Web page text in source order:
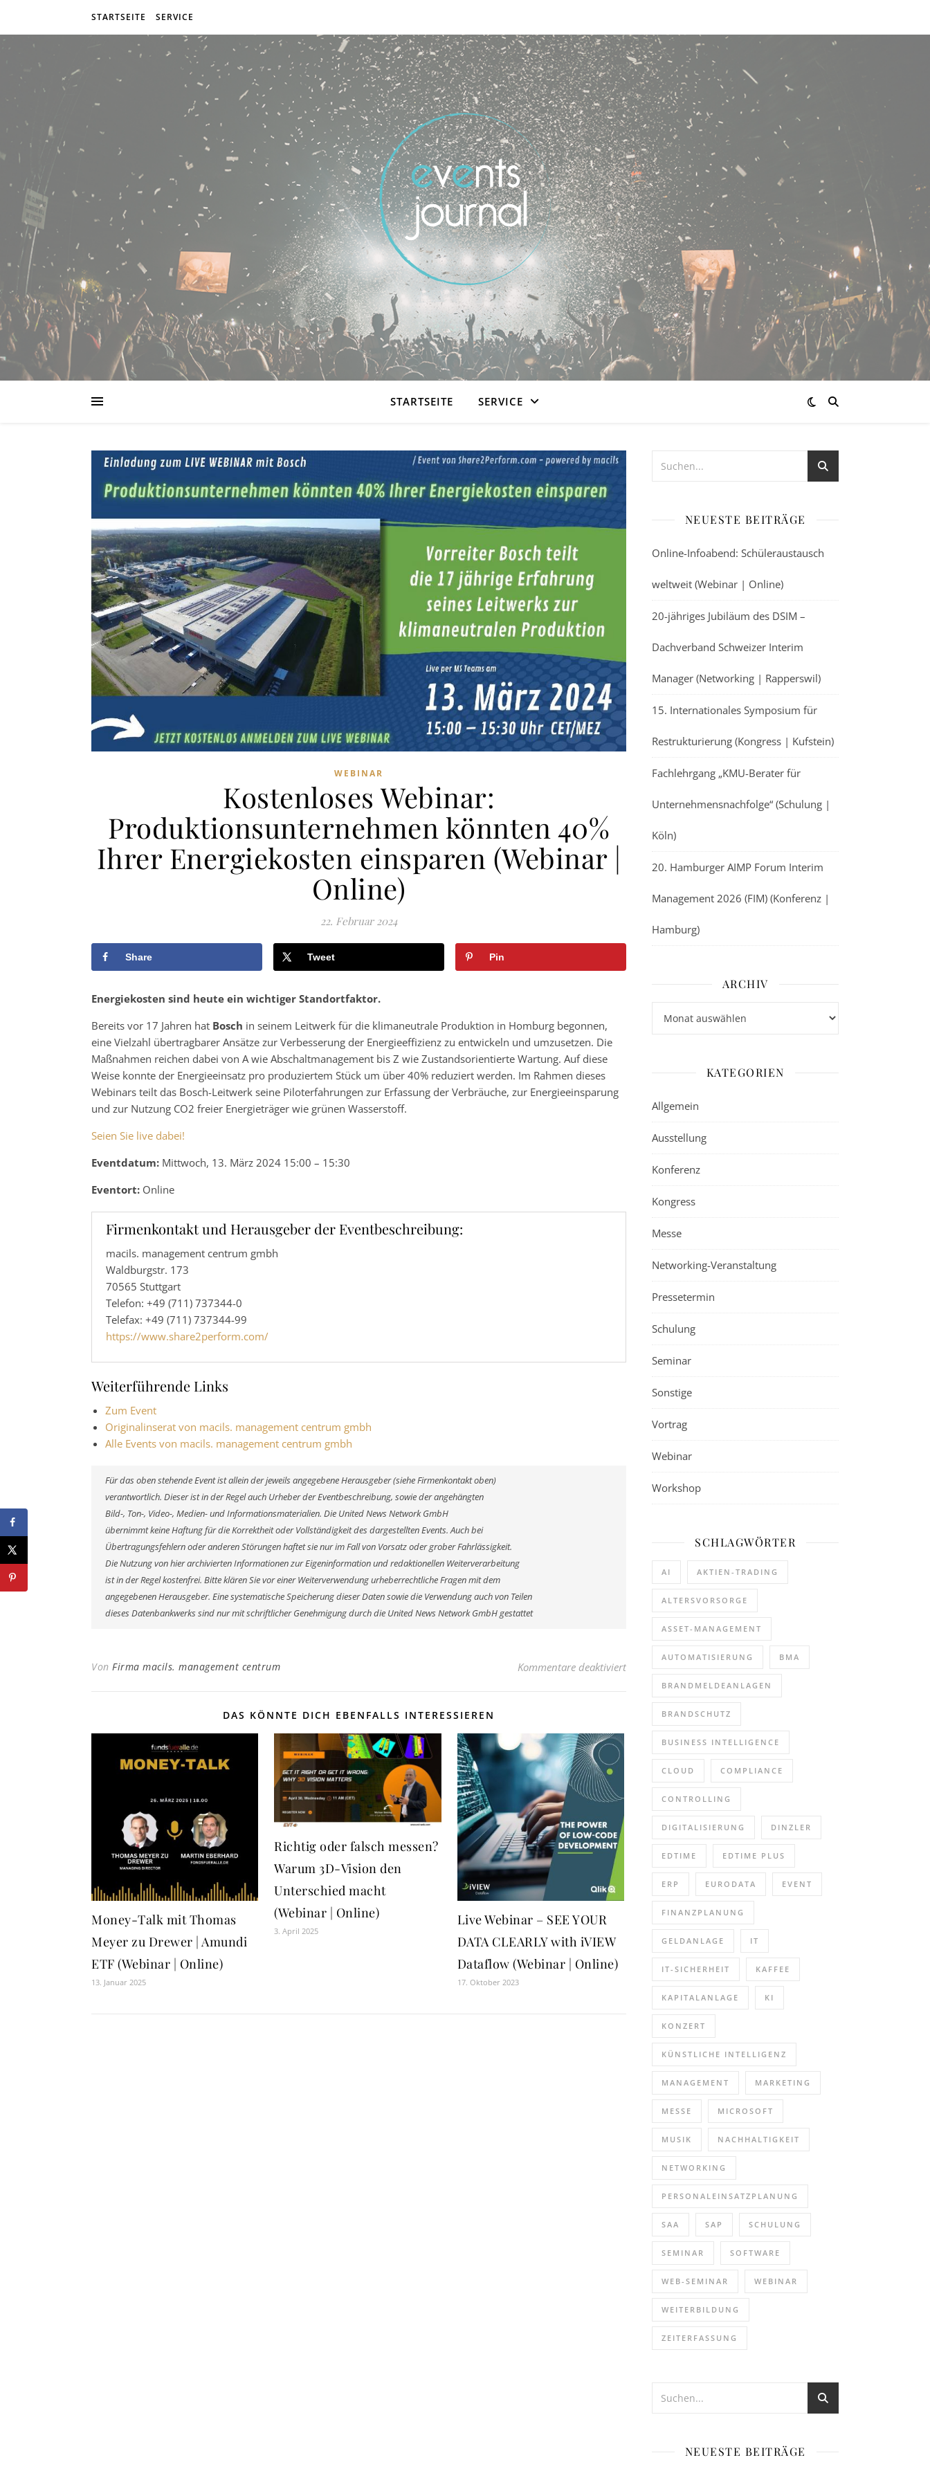
STARTSEITE SERVICE
STARTSEITE SERVICE
WEBINAR
Kostenloses Webinar:
Produktionsunternehmen könnten 40%
Ihrer Energiekosten einsparen (Webinar |
Online)
22. Februar 2024
Share Tweet Pin
Energiekosten sind heute ein wichtiger Standortfaktor.
Bereits vor 17 Jahren hat Bosch in seinem Leitwerk für die klimaneutrale Produktion in Homburg begonnen,
eine Vielzahl übertragbarer Ansätze zur Verbesserung der Energieeffizienz zu entwickeln und umzusetzen. Die
Maßnahmen reichen dabei von A wie Abschaltmanagement bis Z wie Zustandsorientierte Wartung. Auf diese
Weise konnte der Energieeinsatz pro produziertem Stück um über 40% reduziert werden. Im Rahmen dieses
Webinars teilt das Bosch-Leitwerk seine Piloterfahrungen zur Erfassung der Verbräuche, zur Energieeinsparung
und zur Nutzung CO2 freier Energieträger wie grünen Wasserstoff.
Seien Sie live dabei!
Eventdatum: Mittwoch, 13. März 2024 15:00 – 15:30
Eventort: Online
Firmenkontakt und Herausgeber der Eventbeschreibung:
macils. management centrum gmbh
Waldburgstr. 173
70565 Stuttgart
Telefon: +49 (711) 737344-0
Telefax: +49 (711) 737344-99
https://www.share2perform.com/
Weiterführende Links
Zum Event
Originalinserat von macils. management centrum gmbh
Alle Events von macils. management centrum gmbh
Für das oben stehende Event ist allein der jeweils angegebene Herausgeber (siehe Firmenkontakt oben)
verantwortlich. Dieser ist in der Regel auch Urheber der Eventbeschreibung, sowie der angehängten
Bild-, Ton-, Video-, Medien- und Informationsmaterialien. Die United News Network GmbH
übernimmt keine Haftung für die Korrektheit oder Vollständigkeit des dargestellten Events. Auch bei
Übertragungsfehlern oder anderen Störungen haftet sie nur im Fall von Vorsatz oder grober Fahrlässigkeit.
Die Nutzung von hier archivierten Informationen zur Eigeninformation und redaktionellen Weiterverarbeitung
ist in der Regel kostenfrei. Bitte klären Sie vor einer Weiterverwendung urheberrechtliche Fragen mit dem
angegebenen Herausgeber. Eine systematische Speicherung dieser Daten sowie die Verwendung auch von Teilen
dieses Datenbankwerks sind nur mit schriftlicher Genehmigung durch die United News Network GmbH gestattet
Von Firma macils. management centrum Kommentare deaktiviertfür Kostenloses Webinar: Produktionsunternehmen könnten 40%
DAS KÖNNTE DICH EBENFALLS INTERESSIEREN
Money-Talk mit Thomas
Meyer zu Drewer | Amundi
ETF (Webinar | Online)
13. Januar 2025
Richtig oder falsch messen?
Warum 3D-Vision den
Unterschied macht
(Webinar | Online)
3. April 2025
Live Webinar – SEE YOUR
DATA CLEARLY with iVIEW
Dataflow (Webinar | Online)
17. Oktober 2023
NEUESTE BEITRÄGE
Online-Infoabend: Schüleraustausch
weltweit (Webinar | Online)
20-jähriges Jubiläum des DSIM –
Dachverband Schweizer Interim
Manager (Networking | Rapperswil)
15. Internationales Symposium für
Restrukturierung (Kongress | Kufstein)
Fachlehrgang „KMU-Berater für
Unternehmensnachfolge“ (Schulung |
Köln)
20. Hamburger AIMP Forum Interim
Management 2026 (FIM) (Konferenz |
Hamburg)
ARCHIV
KATEGORIEN
Allgemein
Ausstellung
Konferenz
Kongress
Messe
Networking-Veranstaltung
Pressetermin
Schulung
Seminar
Sonstige
Vortrag
Webinar
Workshop
SCHLAGWÖRTER
AI AKTIEN-TRADING
ALTERSVORSORGE
ASSET-MANAGEMENT
AUTOMATISIERUNG BMA
BRANDMELDEANLAGEN
BRANDSCHUTZ
BUSINESS INTELLIGENCE
CLOUD COMPLIANCE
CONTROLLING
DIGITALISIERUNG DINZLER
EDTIME EDTIME PLUS
ERP EURODATA EVENT
FINANZPLANUNG
GELDANLAGE IT
IT-SICHERHEIT KAFFEE
KAPITALANLAGE KI
KONZERT
KÜNSTLICHE INTELLIGENZ
MANAGEMENT MARKETING
MESSE MICROSOFT
MUSIK NACHHALTIGKEIT
NETWORKING
PERSONALEINSATZPLANUNG
SAA SAP SCHULUNG
SEMINAR SOFTWARE
WEB-SEMINAR WEBINAR
WEITERBILDUNG
ZEITERFASSUNG
NEUESTE BEITRÄGE